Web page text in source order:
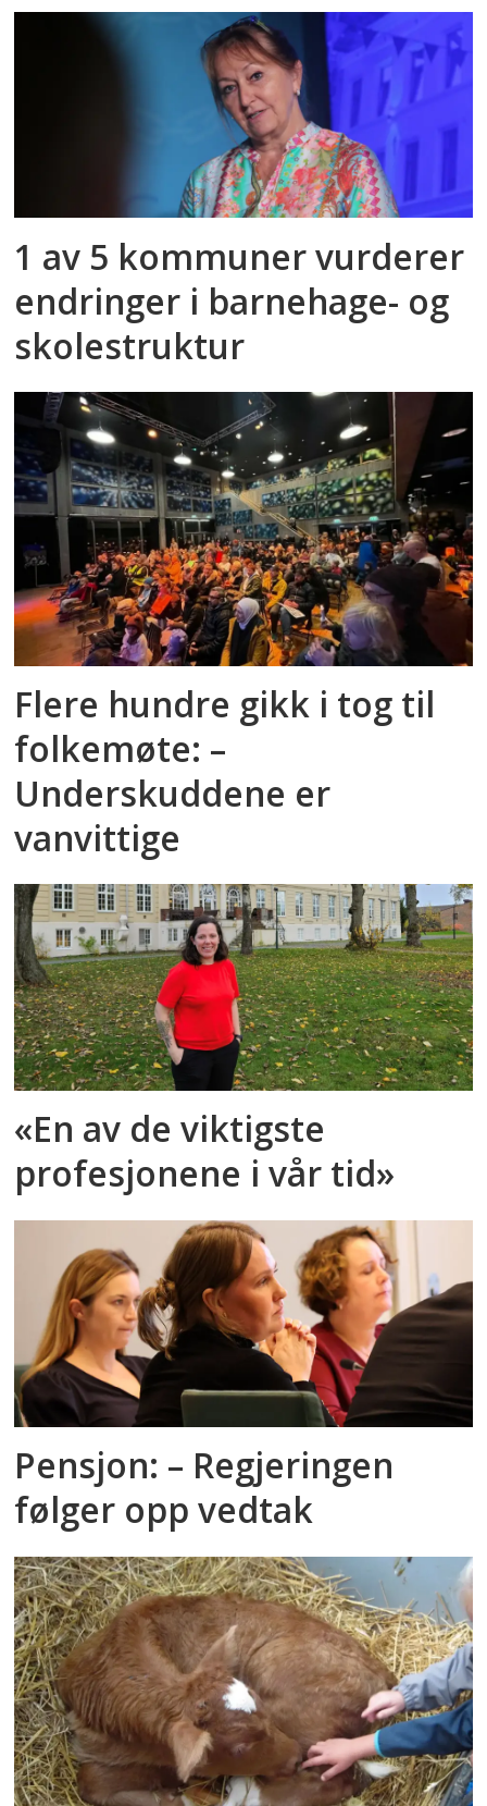
1 av 5 kommuner vurderer
endringer i barnehage- og
skolestruktur
Flere hundre gikk i tog til
folkemøte: –
Underskuddene er
vanvittige
«En av de viktigste
profesjonene i vår tid»
Pensjon: – Regjeringen
følger opp vedtak